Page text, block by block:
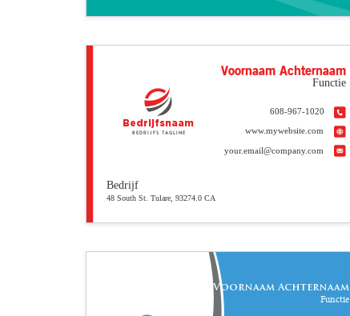
Bedrijf
48 South St. Tulare, 93274.0 CA
www.mywebsite.com
your.email@company.com
Functie
608-967-1020
Voornaam Achternaam
Bedrijfsnaam
Bedrijfs tagline
Functie
Voornaam Achternaam